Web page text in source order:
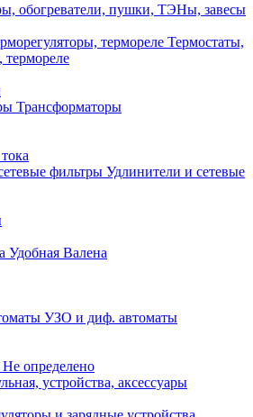
обогреватели, пушки, ТЭНы, завесы
Термостаты,
термореле
Трансформаторы
Удлинители и сетевые
Удобная Валена
УЗО и диф. автоматы
Не определено
устройства, аксессуары